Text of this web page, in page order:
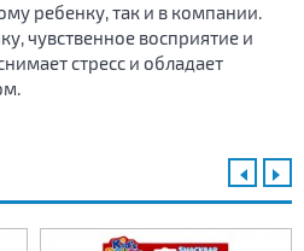
ребенку, так и в компании.
чувственное восприятие и
стресс и обладает